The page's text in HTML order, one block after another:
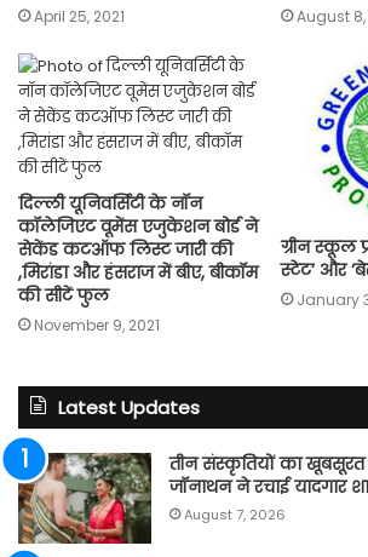
April 25, 2021 August
दिल्ली यूनिवर्सिटी के नॉन
कॉलेजिएट वूमेंस एजुकेशन बोर्ड ने
सेकेंड कटऑफ लिस्ट जारी की
,मिरांडा और हंसराज में बीए, बीकॉम
की सीटें फुल
November 9, 2021
ग्रीन स्कूल
स्टेट’ और
January
Latest Updates
तीन संस्कृतियों का खूबसूरत
जॉनाथन ने रचाई यादगार
August 7, 2026